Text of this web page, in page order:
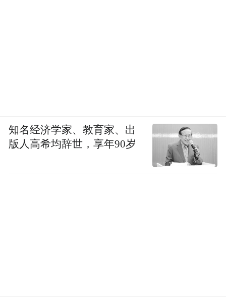
知名经济学家、教育家、出
版人高希均辞世，享年90岁